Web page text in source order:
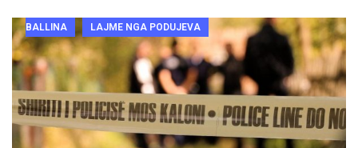
BALLINA LAJME NGA PODUJEVA